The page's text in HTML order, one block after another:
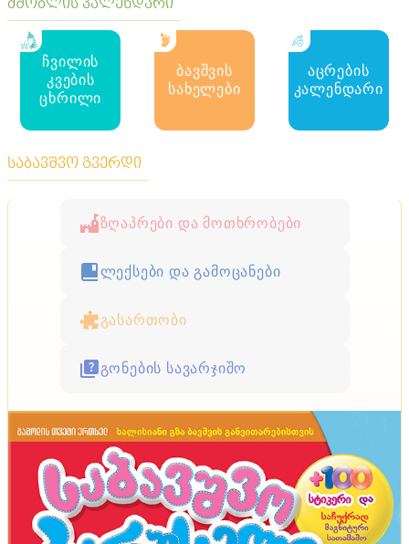
მშობლის კალენდარი
ჩვილის
კვების
ცხრილი
ბავშვის
სახელები
აცრების
კალენდარი
საბავშვო გვერდი
ზღაპრები და მოთხრობები
ლექსები და გამოცანები
გასართობი
გონების სავარჯიშო